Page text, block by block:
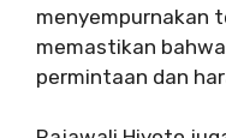
menyempurnakan
memastikan
permintaan dan